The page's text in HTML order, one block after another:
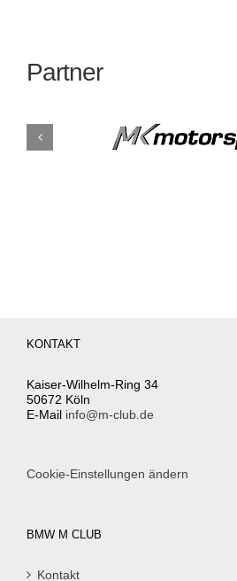
Partner
KONTAKT
Kaiser-Wilhelm-Ring 34
50672 Köln
E-Mail info@m-club.de
Cookie-Einstellungen ändern
BMW M CLUB
Kontakt